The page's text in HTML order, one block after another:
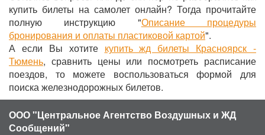
купить билеты на самолет онлайн? Тогда прочитайте
полную инструкцию "Описание процедуры
бронирования и оплаты пластиковой картой".
А если Вы хотите купить жд билеты Красноярск -
Тюмень, сравнить цены или посмотреть расписание
поездов, то можете воспользоваться формой для
поиска железнодорожных билетов.
ООО "Центральное Агентство Воздушных и ЖД
Сообщений"